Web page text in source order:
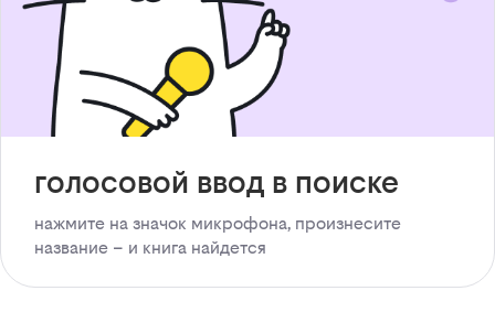
голосовой ввод в поиске
нажмите на значок микрофона, произнесите
название – и книга найдется